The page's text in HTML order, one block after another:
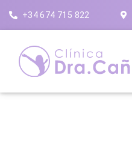
+34 674 715 822